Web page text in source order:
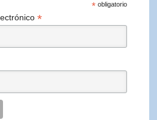
*obligatorio
*